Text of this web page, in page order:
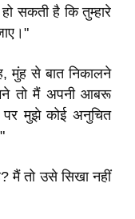
सकती है कि तुम्हारे
मुंह से बात निकालने
तो मैं अपनी आबरू
पर मुझे कोई अनुचित
मैं तो उसे सिखा नहीं